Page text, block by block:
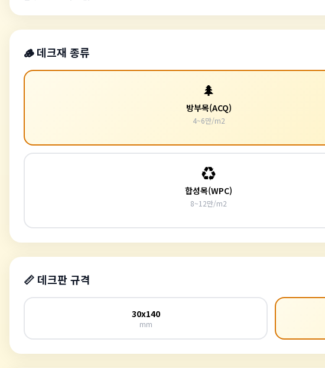
🪵 데크재 종류
🌲
방부목(ACQ)
4~6만/m2
♻️
합성목(WPC)
8~12만/m2
📏 데크판 규격
30x140
mm